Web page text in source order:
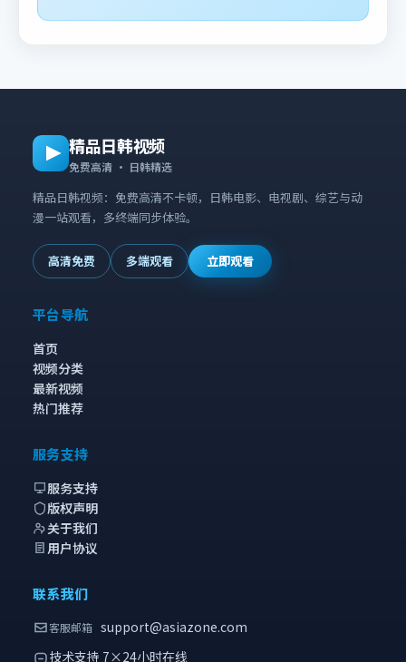
精品日韩视频
免费高清 · 日韩精选
精品日韩视频：免费高清不卡顿，日韩电影、电视剧、综艺与动
漫一站观看，多终端同步体验。
高清免费 多端观看 立即观看
平台导航
首页
视频分类
最新视频
热门推荐
服务支持
服务支持
版权声明
关于我们
用户协议
联系我们
客服邮箱 support@asiazone.com
技术支持 7×24小时在线